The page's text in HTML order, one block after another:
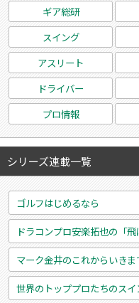
ギア総研
スイング
アスリート
ドライバー
プロ情報
シリーズ連載一覧
ゴルフはじめるなら
ドラコンプロ安楽拓也の「飛
マーク金井のこれからいき
世界のトッププロたちのス